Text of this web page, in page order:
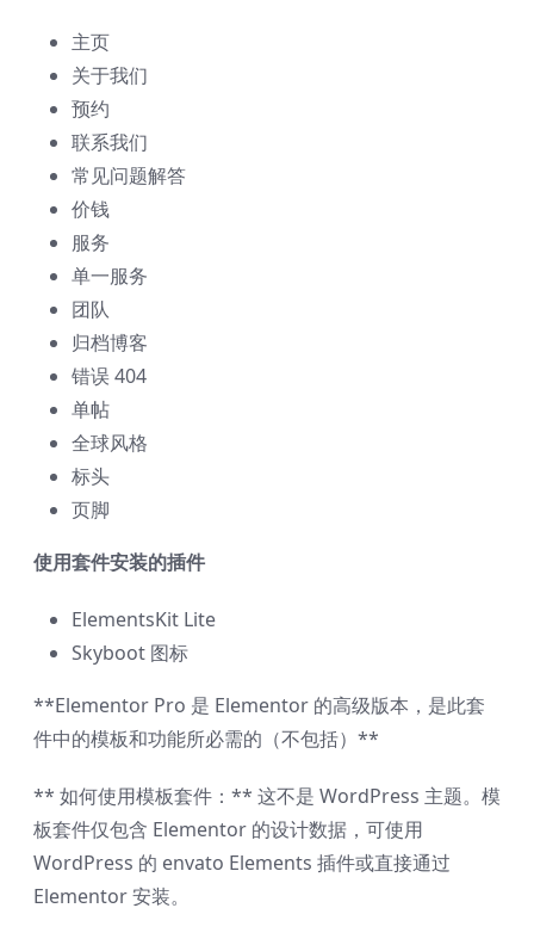
主页
关于我们
预约
联系我们
常见问题解答
价钱
服务
单一服务
团队
归档博客
错误 404
单帖
全球风格
标头
页脚
使用套件安装的插件
ElementsKit Lite
Skyboot 图标
**Elementor Pro 是 Elementor 的高级版本，是此套
件中的模板和功能所必需的（不包括）**
** 如何使用模板套件：** 这不是 WordPress 主题。模
板套件仅包含 Elementor 的设计数据，可使用
WordPress 的 envato Elements 插件或直接通过
Elementor 安装。